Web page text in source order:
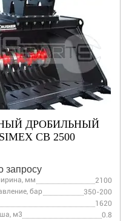
ДРОБИЛЬНЫЙ
CB 2500
запросу
мм
2100
бар
350-200
1620
м3
0.8